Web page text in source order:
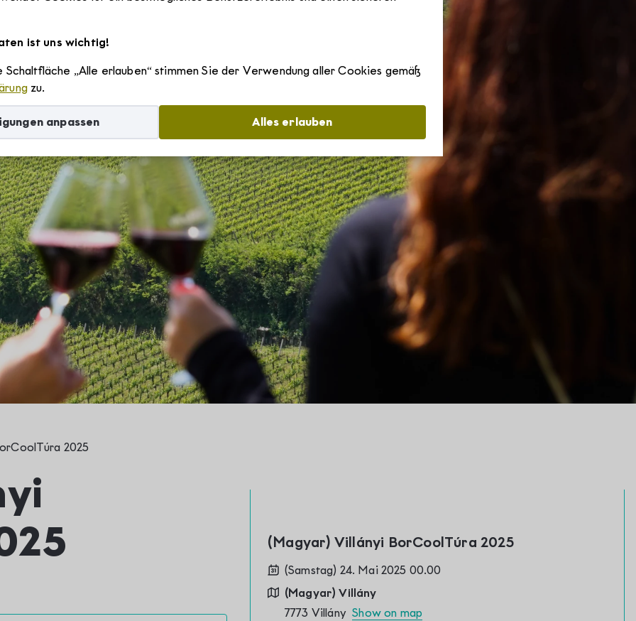
ist uns wichtig!
Schaltfläche „Alle erlauben“ stimmen Sie der Verwendung aller Cookies gemäß
zu.
Alles erlauben
anpassen
2025
(Magyar) Villányi BorCoolTúra 2025
(Samstag) 24. Mai 2025 00.00
(Magyar) Villány
7773 VillányShow on map
Szállások
Villányi borvidék története
Villányi borvidék egyedülálló adottságai
Villányi eredetvédelem
Villányi Borvidék helyi termék védjegy
Villányi Borvidék filozófiája
Rólunk
Villány-Siklósi Borút Egyesület
Hírek
Pályázatok
Kontakt